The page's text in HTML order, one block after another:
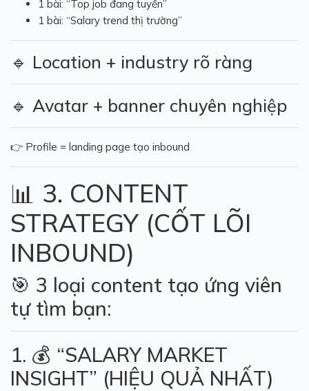
1 bài: “Top job đang tuyển”
1 bài: “Salary trend thị trường”
🔹 Location + industry rõ ràng
🔹 Avatar + banner chuyên nghiệp
👉 Profile = landing page tạo inbound
📊 3. CONTENT
STRATEGY (CỐT LÕI
INBOUND)
🎯 3 loại content tạo ứng viên
tự tìm bạn:
1. 💰 “SALARY MARKET
INSIGHT” (HIỆU QUẢ NHẤT)